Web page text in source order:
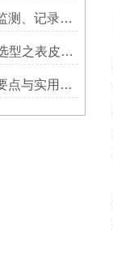
温度贴片是一种用于监测、记录或指示温度变化的工具
omega热电偶测温线选型之表皮绝缘耐温
感温贴纸选购的核心要点与实用建议